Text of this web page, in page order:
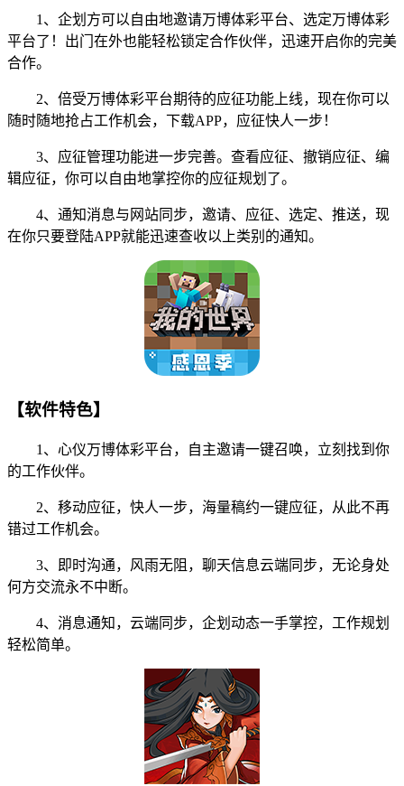
1、企划方可以自由地邀请万博体彩平台、选定万博体彩
平台了！出门在外也能轻松锁定合作伙伴，迅速开启你的完美
合作。
2、倍受万博体彩平台期待的应征功能上线，现在你可以
随时随地抢占工作机会，下载APP，应征快人一步！
3、应征管理功能进一步完善。查看应征、撤销应征、编
辑应征，你可以自由地掌控你的应征规划了。
4、通知消息与网站同步，邀请、应征、选定、推送，现
在你只要登陆APP就能迅速查收以上类别的通知。
【软件特色】
1、心仪万博体彩平台，自主邀请一键召唤，立刻找到你
的工作伙伴。
2、移动应征，快人一步，海量稿约一键应征，从此不再
错过工作机会。
3、即时沟通，风雨无阻，聊天信息云端同步，无论身处
何方交流永不中断。
4、消息通知，云端同步，企划动态一手掌控，工作规划
轻松简单。